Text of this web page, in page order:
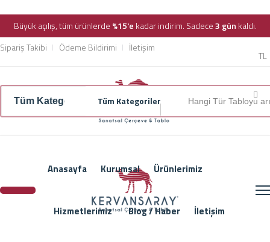
Büyük açılış, tüm ürünlerde %15'e kadar indirim. Sadece3 gün kaldı.
Sipariş Takibi
Ödeme Bildirimi İletişim
TL
Tüm Kategoriler
Anasayfa Kurumsal Ürünlerimiz
Hizmetlerimiz Blog / Haber İletişim